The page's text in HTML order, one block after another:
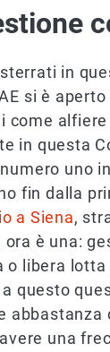
in
si è aperto
come
in questa
uno
fin dalla
a Siena,
è una:
o libera
questo
abbastanza
una